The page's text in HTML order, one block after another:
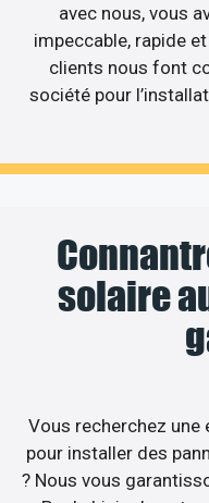
avec nous, vous
impeccable, rapide
clients nous font
société pour
solaire
Vous recherchez
pour installer des
? Nous vous